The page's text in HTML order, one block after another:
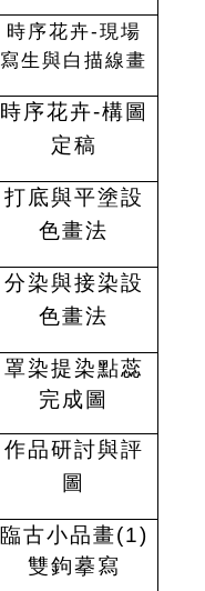
時序花卉-現場
寫生與白描線畫
時序花卉-構圖
定稿
打底與平塗設
色畫法
分染與接染設
色畫法
罩染提染點蕊
完成圖
作品研討與評
圖
臨古小品畫(1)
雙鉤摹寫